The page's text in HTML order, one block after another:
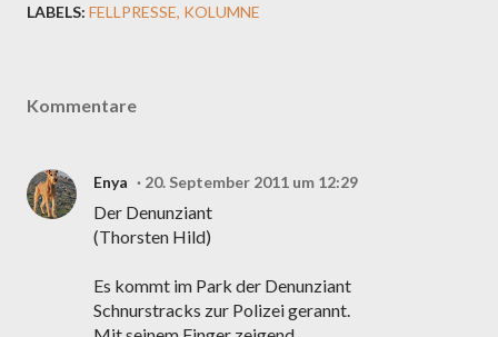
LABELS: FELLPRESSE KOLUMNE
Kommentare
Enya 20. September 2011 um 12:29
Der Denunziant
(Thorsten Hild)
Es kommt im Park der Denunziant
Schnurstracks zur Polizei gerannt.